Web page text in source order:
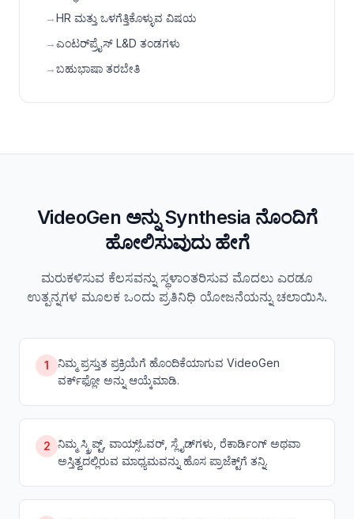
→HR ಮತ್ತು ಒಳಗೆತ್ತಿಕೊಳ್ಳುವ ವಿಷಯ
→ಎಂಟರ್‌ಪ್ರೈಸ್ L&D ತಂಡಗಳು
→ಬಹುಭಾಷಾ ತರಬೇತಿ
VideoGen ಅನ್ನು Synthesia ನೊಂದಿಗೆ
ಹೋಲಿಸುವುದು ಹೇಗೆ
ಮರುಕಳಿಸುವ ಕೆಲಸವನ್ನು ಸ್ಥಳಾಂತರಿಸುವ ಮೊದಲು ಎರಡೂ
ಉತ್ಪನ್ನಗಳ ಮೂಲಕ ಒಂದು ಪ್ರತಿನಿಧಿ ಯೋಜನೆಯನ್ನು ಚಲಾಯಿಸಿ.
1
ನಿಮ್ಮ ಪ್ರಸ್ತುತ ಪ್ರಕ್ರಿಯೆಗೆ ಹೊಂದಿಕೆಯಾಗುವ VideoGen
ವರ್ಕ್‌ಫ್ಲೋ ಅನ್ನು ಆಯ್ಕೆಮಾಡಿ.
2 ನಿಮ್ಮ ಸ್ಕ್ರಿಪ್ಟ್, ವಾಯ್ಸ್‌ಓವರ್, ಸ್ಲೈಡ್‌ಗಳು, ರೆಕಾರ್ಡಿಂಗ್ ಅಥವಾ
ಅಸ್ತಿತ್ವದಲ್ಲಿರುವ ಮಾಧ್ಯಮವನ್ನು ಹೊಸ ಪ್ರಾಜೆಕ್ಟ್‌ಗೆ ತನ್ನಿ.